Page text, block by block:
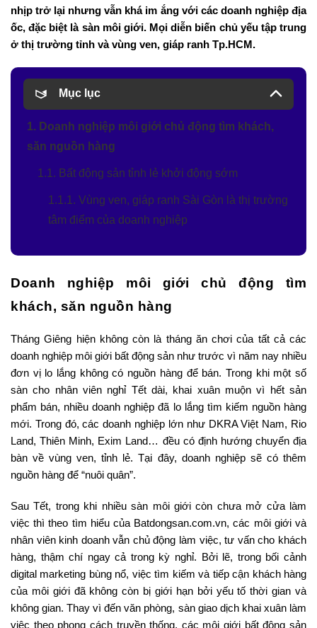
nhịp trở lại nhưng vẫn khá im ắng với các doanh nghiệp địa
ốc, đặc biệt là sàn môi giới. Mọi diễn biến chủ yếu tập trung
ở thị trường tỉnh và vùng ven, giáp ranh Tp.HCM.
Mục lục
1. Doanh nghiệp môi giới chủ động tìm khách,
săn nguồn hàng
1.1. Bất động sản tỉnh lẻ khởi động sớm
1.1.1. Vùng ven, giáp ranh Sài Gòn là thị trường
tâm điểm của doanh nghiệp
Doanh nghiệp môi giới chủ động tìm
khách, săn nguồn hàng
Tháng Giêng hiện không còn là tháng ăn chơi của tất cả các
doanh nghiệp môi giới bất động sản như trước vì năm nay nhiều
đơn vị lo lắng không có nguồn hàng để bán. Trong khi một số
sàn cho nhân viên nghỉ Tết dài, khai xuân muộn vì hết sản
phẩm bán, nhiều doanh nghiệp đã lo lắng tìm kiếm nguồn hàng
mới. Trong đó, các doanh nghiệp lớn như DKRA Việt Nam, Rio
Land, Thiên Minh, Exim Land… đều có định hướng chuyển địa
bàn về vùng ven, tỉnh lẻ. Tại đây, doanh nghiệp sẽ có thêm
nguồn hàng để “nuôi quân”.
Sau Tết, trong khi nhiều sàn môi giới còn chưa mở cửa làm
việc thì theo tìm hiểu của Batdongsan.com.vn, các môi giới và
nhân viên kinh doanh vẫn chủ động làm việc, tư vấn cho khách
hàng, thậm chí ngay cả trong kỳ nghỉ. Bởi lẽ, trong bối cảnh
digital marketing bùng nổ, việc tìm kiếm và tiếp cận khách hàng
của môi giới đã không còn bị giới hạn bởi yếu tố thời gian và
không gian. Thay vì đến văn phòng, sàn giao dịch khai xuân làm
việc theo phong cách truyền thống, các môi giới bất động sản